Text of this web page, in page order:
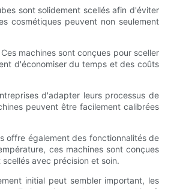
sont solidement scellés afin d'éviter
cosmétiques peuvent non seulement
machines sont conçues pour sceller
d'économiser du temps et des coûts
d'adapter leurs processus de
peuvent être facilement calibrées
offre également des fonctionnalités de
ces machines sont conçues
avec précision et soin.
initial peut sembler important, les